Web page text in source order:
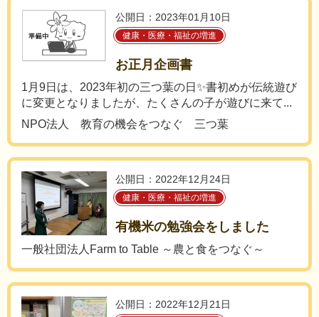
公開日：2023年01月10日
健康・医療・福祉の増進
お正月企画書
1月9日は、2023年初の三つ葉の日✨書初めが伝統遊び
に変更となりましたが、たくさんの子が遊びに来て...
NPO法人 教育の機会をつなぐ 三つ葉
公開日：2022年12月24日
健康・医療・福祉の増進
有機米の勉強会をしました
一般社団法人Farm to Table ～農と食をつなぐ～
公開日：2022年12月21日